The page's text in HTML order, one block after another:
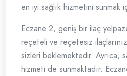
en iyi sağlık hizmetini sunmak
Eczane 2, geniş bir ilaç
reçeteli ve reçetesiz
sizleri beklemektedir. Ayrıca,
hizmeti de sunmaktadır.